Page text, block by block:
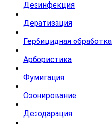
Дезинфекция
Дератизация
Гербицидная обработка
Арбористика
Фумигация
Озонирование
Дезодарация